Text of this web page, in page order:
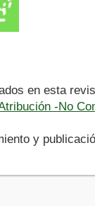
en esta
-No
y